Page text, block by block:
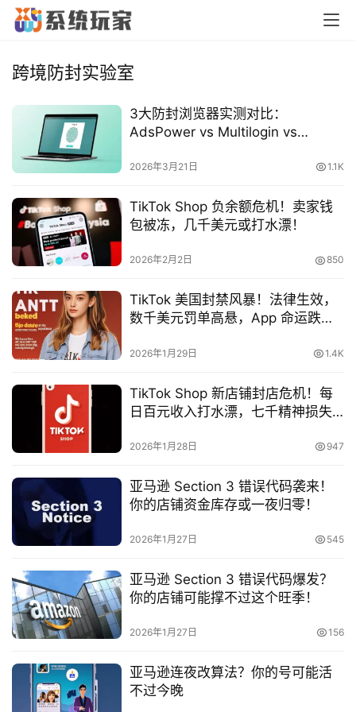
页
橙
胶
纯
净
电
商
系
统
装
机
工
跨境防封实验室
3大防封浏览器实测对比：
AdsPower vs Multilogin vs
2026年3月21日 1.1K
TikTok Shop 负余额危机！卖家钱
包被冻，几千美元或打水漂！
2026年2月2日 850
TikTok 美国封禁风暴！法律生效，
数千美元罚单高悬，App 命运跌
2026年1月29日 1.4K
TikTok Shop 新店铺封店危机！每
日百元收入打水漂，七千精神损失
2026年1月28日 947
亚马逊 Section 3 错误代码袭来！
你的店铺资金库存或一夜归零！
2026年1月27日 545
亚马逊 Section 3 错误代码爆发？
你的店铺可能撑不过这个旺季！
2026年1月27日 156
亚马逊连夜改算法？你的号可能活
不过今晚